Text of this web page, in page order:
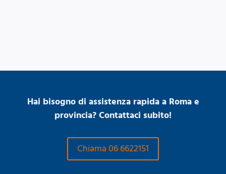
Hai bisogno di assistenza rapida a Roma e
provincia? Contattaci subito!
Chiama 06 6622151